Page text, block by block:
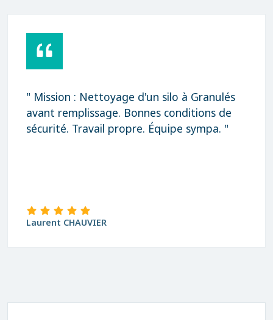
" Rapidité, qualité et prix très correct
Merci "
david Blanchard